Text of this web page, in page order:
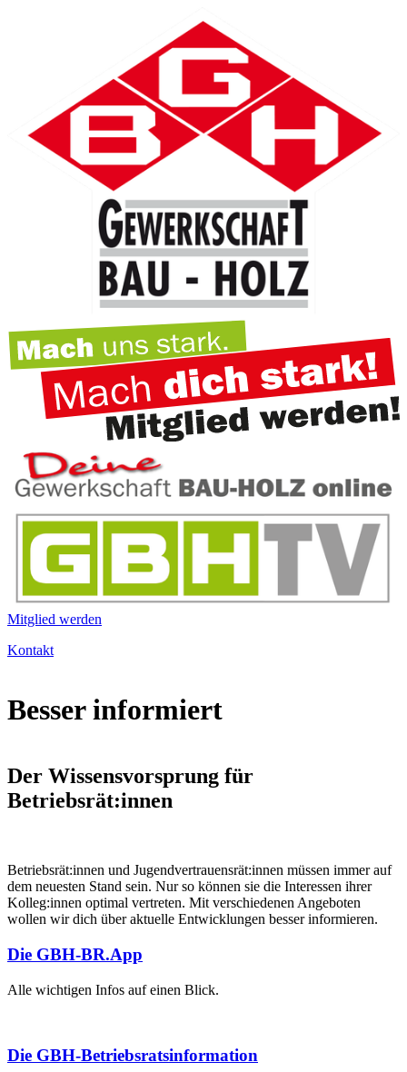
Mitglied werden
Kontakt
Besser informiert
Der Wissensvorsprung für
Betriebsrät:innen
Betriebsrät:innen und Jugendvertrauensrät:innen müssen immer auf
dem neuesten Stand sein. Nur so können sie die Interessen ihrer
Kolleg:innen optimal vertreten. Mit verschiedenen Angeboten
wollen wir dich über aktuelle Entwicklungen besser informieren.
Die GBH-BR.App
Alle wichtigen Infos auf einen Blick.
Die GBH-Betriebsratsinformation